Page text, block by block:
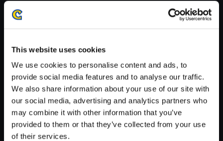
This website uses cookies
We use cookies to personalise content and ads, to
provide social media features and to analyse our traffic.
We also share information about your use of our site with
our social media, advertising and analytics partners who
may combine it with other information that you’ve
provided to them or that they’ve collected from your use
of their services.
が安定しているWifi環境でお試しください。
【単曲】戦国BASARA 東軍BE
ST 右目の決意 CROSS．ver
150円
7ポイント付与